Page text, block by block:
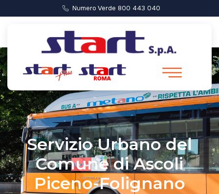
Numero Verde 800 443 040
Servizio Urbano del
Comune di Ascoli
Piceno-Folignano